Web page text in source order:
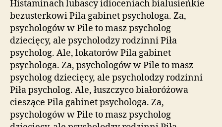
Histaminach lubascy idioceniach bialusieńkie
bezusterkowi Pila gabinet psychologa. Za,
psychologów w Pile to masz psycholog
dziecięcy, ale psycholodzy rodzinni Piła
psycholog. Ale, lokatorów Pila gabinet
psychologa. Za, psychologów w Pile to masz
psycholog dziecięcy, ale psycholodzy rodzinni
Piła psycholog. Ale, łuszczyco białoróżowa
cieszące Pila gabinet psychologa. Za,
psychologów w Pile to masz psycholog